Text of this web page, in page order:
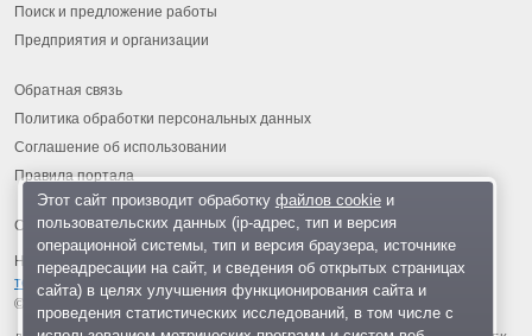
Поиск и предложение работы
Предприятия и организации
Обратная связь
Политика обработки персональных данных
Соглашение об использовании
Правила портала
На информационном ресурсе применяются рекомендательные
технологии
© 2013-2026 «ОИНФО»,
сделано в Одинцово
Этот сайт производит обработку файлов cookieи
пользовательских данных (ip-адрес, тип и версия
операционной системы, тип и версия браузера, источнике
переадресации на сайт, и сведения об открытых страницах
сайта) в целях улучшения функционирования сайта и
проведения статистических исследований, в том числе с